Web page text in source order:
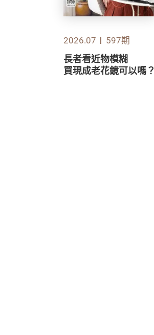
2026.07 597期
長者看近物模糊
買現成老花鏡可以嗎？